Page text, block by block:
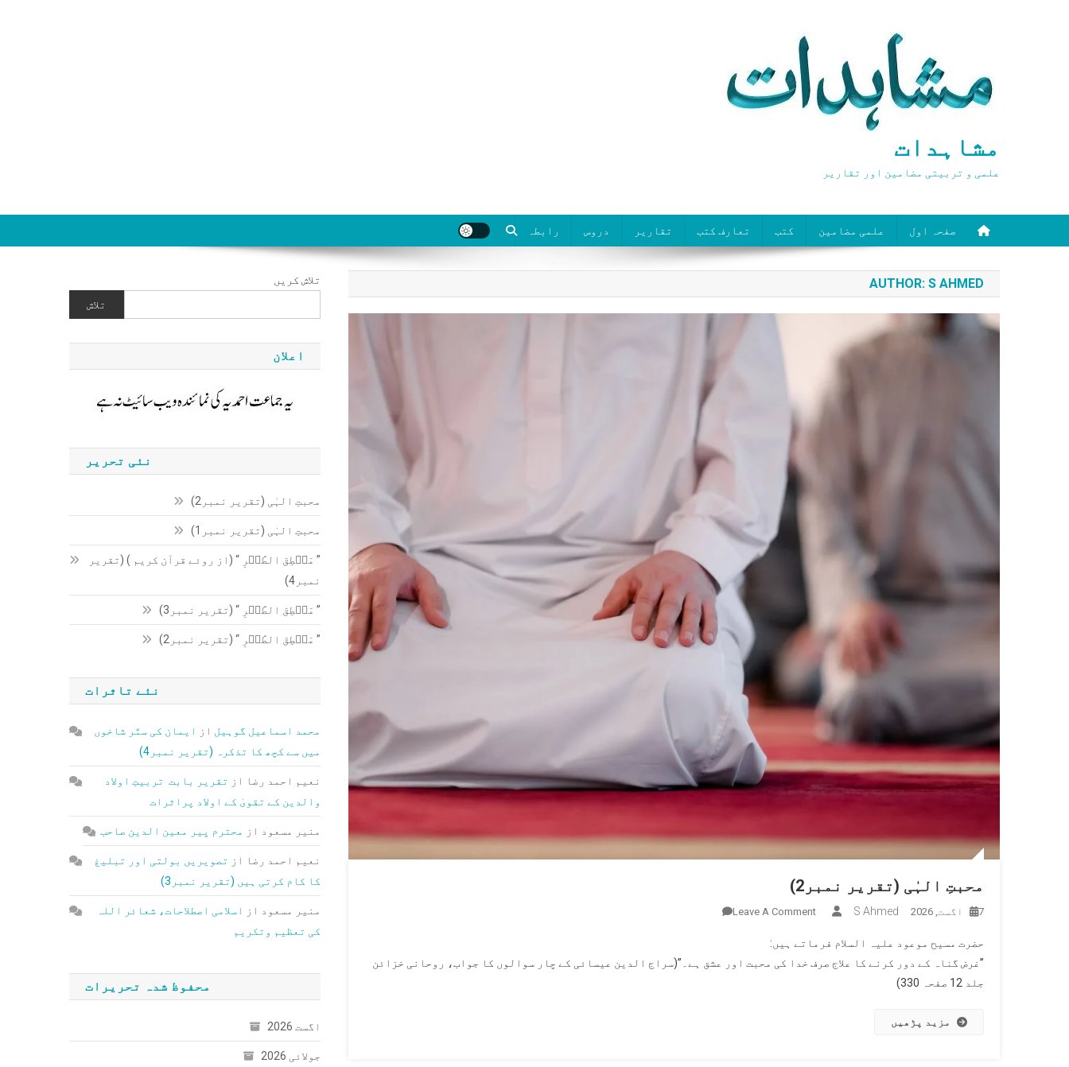
مشاہدات
علمی و تربیتی مضامین اور تقاریر
صفحہ اول علمی مضامین کتب تعارف کتب تقاریر دروس رابطہ
AUTHOR: S AHMED
محبتِ الہٰی (تقریر نمبر2)
7 اگست, 2026 S Ahmed
Leave A Comment
(تقریر
حضرت مسیح موعود علیہ السلام فرماتے ہیں:
”غرض گناہ کے دور کرنے کا علاج صرف خدا کی محبت اور عشق ہے۔”(سراج الدین عیسائی کے چار سوالوں کا جواب، روحانی خزائن
جلد 12 صفحہ 330)
مزید پڑھیں
تلاش کریں
تلاش
اعلان
نئی تحریر
محبتِ الہٰی (تقریر نمبر2)
محبتِ الہٰی (تقریر نمبر1)
” مَنۡطِقَ الطَّیۡرِ “ (از روئے قرآن کریم ) (تقریر
نمبر4)
” مَنۡطِقَ الطَّیۡرِ “ (تقریر نمبر3)
” مَنۡطِقَ الطَّیۡرِ “ (تقریر نمبر2)
نئے تاثرات
محمد اسماعیل گوہیل از
ایمان کی ستّر شاخوں
میں سے کچھ کا تذکرہ (تقریر نمبر4)
نعیم احمد رضا از تقریر بابت تربیتِ اولاد
والدین کے تقویٰ کے اولاد پراثرات
منیر مسعود از محترم پیر معین الدین صاحب
نعیم احمد رضا از تصویریں بولتی اور تبلیغ
کا کام کرتی ہیں (تقریر نمبر3)
منیر مسعود از
اسلامی اصطلاحات، شعائر اللہ
کی تعظیم وتکریم
محفوظ شدہ تحریرات
اگست 2026
جولائی 2026